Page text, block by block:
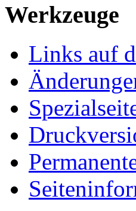
Werkzeuge
Links auf